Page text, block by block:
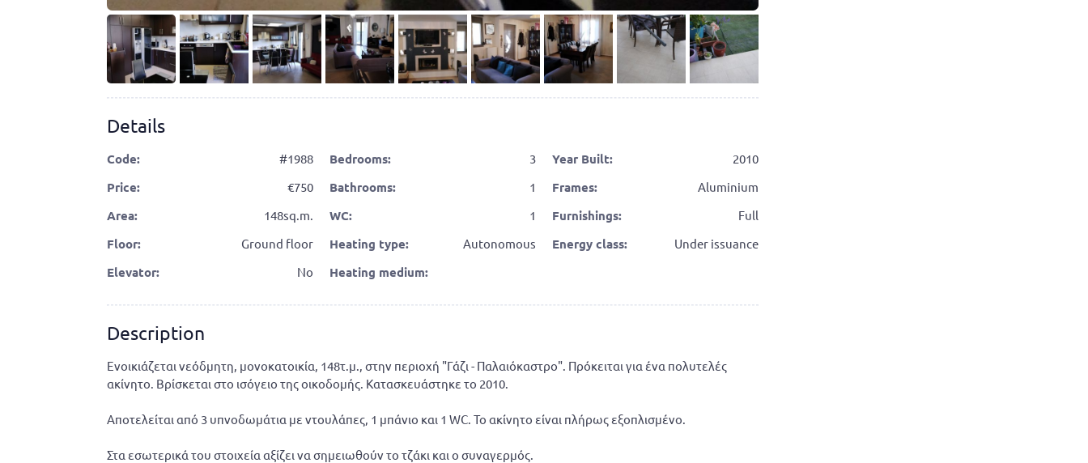
Details
Code: #1988
Price: 750
Area: 148sq.m.
Floor: Ground floor
Elevator: No
Bedrooms: 3
Bathrooms: 1
WC: 1
Heating type: Autonomous
Heating medium:
Year Built: 2010
Frames: Aluminium
Furnishings: Full
Energy class: Under issuance
Description
Ενοικιάζεται νεόδμητη, μονοκατοικία, 148τ.μ., στην περιοχή "Γάζι - Παλαιόκαστρο". Πρόκειται για ένα πολυτελές
ακίνητο. Βρίσκεται στο ισόγειο της οικοδομής. Κατασκευάστηκε το 2010.
Αποτελείται από 3 υπνοδωμάτια με ντουλάπες, 1 μπάνιο και 1 WC. Το ακίνητο είναι πλήρως εξοπλισμένο.
Στα εσωτερικά του στοιχεία αξίζει να σημειωθούν το τζάκι και ο συναγερμός.